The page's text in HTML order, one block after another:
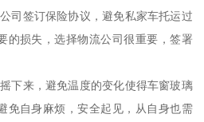
司签订保险协议，避免私家车托运过
的损失，选择物流公司很重要，签署
下来，避免温度的变化使得车窗玻璃
免自身麻烦，安全起见，从自身也需